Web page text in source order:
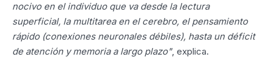
nocivo en el individuo que va desde la lectura
superficial, la multitarea en el cerebro, el pensamiento
rápido (conexiones neuronales débiles), hasta un déficit
de atención y memoria a largo plazo", explica.